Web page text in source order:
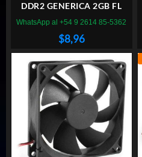
DDR2 GENERICA 2GB FL
$8,96
WhatsApp al +54 9 2614 85-5362